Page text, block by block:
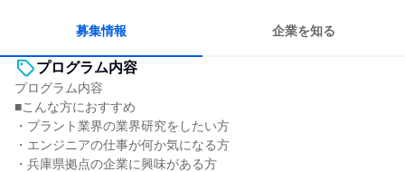
募集情報 企業を知る
プログラム内容
プログラム内容
■こんな方におすすめ
・プラント業界の業界研究をしたい方
・エンジニアの仕事が何か気になる方
・兵庫県拠点の企業に興味がある方